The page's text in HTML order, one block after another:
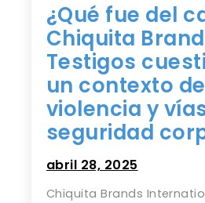
¿Qué fue del
Chiquita
Testigos
un contexto de
violencia y
seguridad
abril 28, 2025
Chiquita Brands